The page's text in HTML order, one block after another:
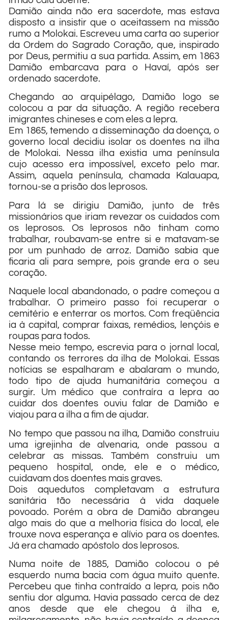
Damião ainda não era sacerdote, mas estava
disposto a insistir que o aceitassem na missão
rumo a Molokai. Escreveu uma carta ao superior
da Ordem do Sagrado Coração, que, inspirado
por Deus, permitiu a sua partida. Assim, em 1863
Damião embarcava para o Havaí, após ser
ordenado sacerdote.
Chegando ao arquipélago, Damião logo se
colocou a par da situação. A região recebera
imigrantes chineses e com eles a lepra.
Em 1865, temendo a disseminação da doença, o
governo local decidiu isolar os doentes na ilha
de Molokai. Nessa ilha existia uma península
cujo acesso era impossível, exceto pelo mar.
Assim, aquela península, chamada Kalauapa,
tornou-se a prisão dos leprosos.
Para lá se dirigiu Damião, junto de três
missionários que iriam revezar os cuidados com
os leprosos. Os leprosos não tinham como
trabalhar, roubavam-se entre si e matavam-se
por um punhado de arroz. Damião sabia que
ficaria ali para sempre, pois grande era o seu
coração.
Naquele local abandonado, o padre começou a
trabalhar. O primeiro passo foi recuperar o
cemitério e enterrar os mortos. Com freqüência
ia à capital, comprar faixas, remédios, lençóis e
roupas para todos.
Nesse meio tempo, escrevia para o jornal local,
contando os terrores da ilha de Molokai. Essas
notícias se espalharam e abalaram o mundo,
todo tipo de ajuda humanitária começou a
surgir. Um médico que contraíra a lepra ao
cuidar dos doentes ouviu falar de Damião e
viajou para a ilha a fim de ajudar.
No tempo que passou na ilha, Damião construiu
uma igrejinha de alvenaria, onde passou a
celebrar as missas. Também construiu um
pequeno hospital, onde, ele e o médico,
cuidavam dos doentes mais graves.
Dois aquedutos completavam a estrutura
sanitária tão necessária à vida daquele
povoado. Porém a obra de Damião abrangeu
algo mais do que a melhoria física do local, ele
trouxe nova esperança e alívio para os doentes.
Já era chamado apóstolo dos leprosos.
Numa noite de 1885, Damião colocou o pé
esquerdo numa bacia com água muito quente.
Percebeu que tinha contraído a lepra, pois não
sentiu dor alguma. Havia passado cerca de dez
anos desde que ele chegou à ilha e,